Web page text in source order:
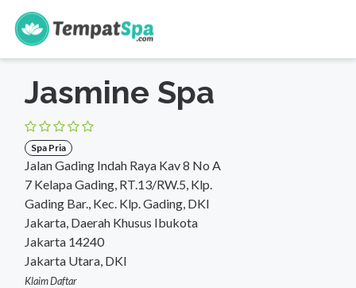
s
Jasmine Spa
Spa Pria
Jalan Gading Indah Raya Kav 8 No A
7 Kelapa Gading, RT.13/RW.5, Klp.
Gading Bar., Kec. Klp. Gading, DKI
Jakarta, Daerah Khusus Ibukota
Jakarta 14240
Jakarta Utara, DKI
Klaim Daftar